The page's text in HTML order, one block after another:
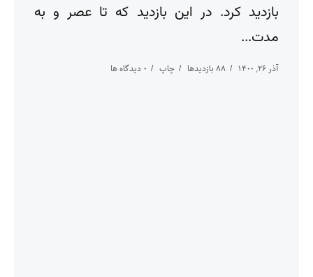
بازدید کرد. در این بازدید که تا عصر و به
مدت...
آذر ۲۶, ۱۴۰۰ 88 بازدیدها چاپ 0 دیدگاه ها